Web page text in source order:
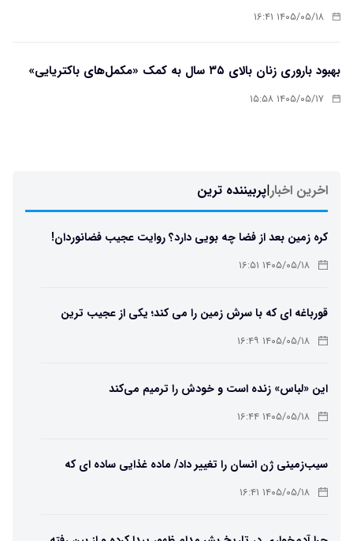
۱۴۰۵/۰۵/۱۸ ۱۶:۴۱
بهبود باروری زنان بالای ۳۵ سال به کمک «مکمل‌های باکتریایی»
۱۴۰۵/۰۵/۱۷ ۱۵:۵۸
اخرین اخبار|پربیننده ترین
کره زمین بعد از فضا چه بویی دارد؟ روایت عجیب فضانوردان!
۱۴۰۵/۰۵/۱۸ ۱۶:۵۱
قورباغه ای که با سرش زمین را می کند؛ یکی از عجیب ترین
دوزیستان جهان
۱۴۰۵/۰۵/۱۸ ۱۶:۴۹
این «لباس» زنده است و خودش را ترمیم می‌کند
۱۴۰۵/۰۵/۱۸ ۱۶:۴۴
سیب‌زمینی ژن انسان را تغییر داد/ ماده غذایی ساده ای که
مسیر تکامل را عوض کرد!
۱۴۰۵/۰۵/۱۸ ۱۶:۴۱